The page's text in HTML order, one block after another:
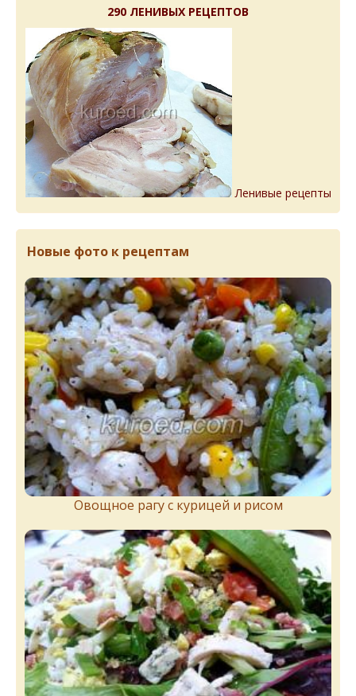
290 ЛЕНИВЫХ РЕЦЕПТОВ
Ленивые рецепты
Новые фото к рецептам
Овощное рагу с курицей и рисом